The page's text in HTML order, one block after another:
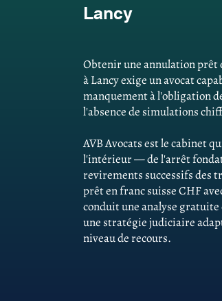
Lancy
Obtenir une annulation prêt
à Lancy exige un avocat
manquement à l'obligation
l'absence de simulations
AVB Avocats est le cabinet
l'intérieur — de l'arrêt
revirements successifs des
prêt en franc suisse CHF
conduit une analyse
une stratégie judiciaire
niveau de recours.